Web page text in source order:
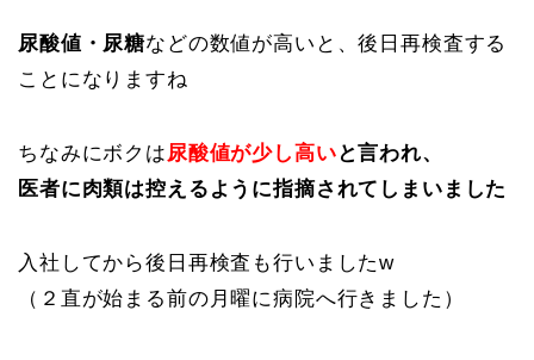
尿酸値・尿糖などの数値が高いと、後日再検査する
ことになりますね
ちなみにボクは尿酸値が少し高い と言われ、
医者に肉類は控えるように指摘されてしまいました
入社してから後日再検査も行いましたw
（２直が始まる前の月曜に病院へ行きました）